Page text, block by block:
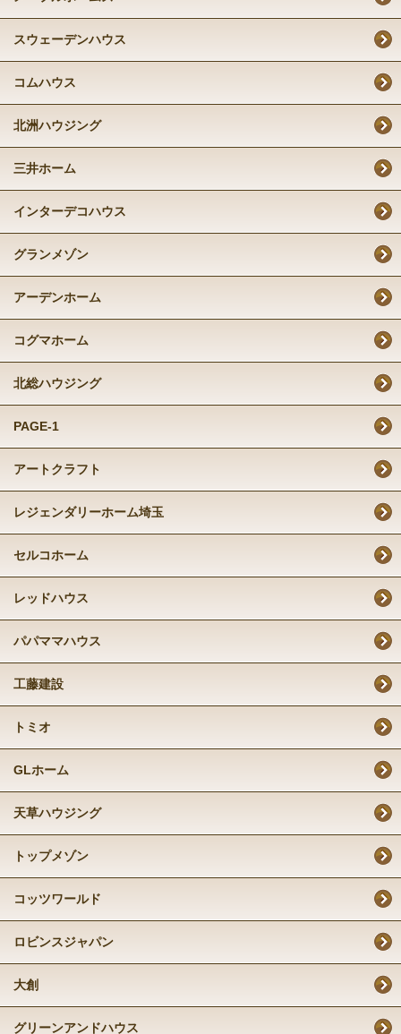
スウェーデンハウス
コムハウス
北洲ハウジング
三井ホーム
インターデコハウス
グランメゾン
アーデンホーム
コグマホーム
北総ハウジング
PAGE-1
アートクラフト
レジェンダリーホーム埼玉
セルコホーム
レッドハウス
パパママハウス
工藤建設
トミオ
GLホーム
天草ハウジング
トップメゾン
コッツワールド
ロビンスジャパン
大創
グリーンアンドハウス